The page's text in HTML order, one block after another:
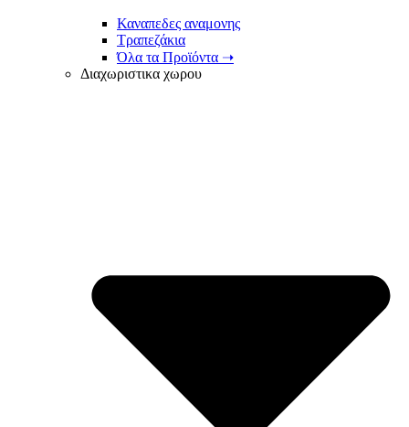
Καναπεδες αναμονης
Τραπεζάκια
Όλα τα Προϊόντα ➝
Διαχωριστικα χωρου